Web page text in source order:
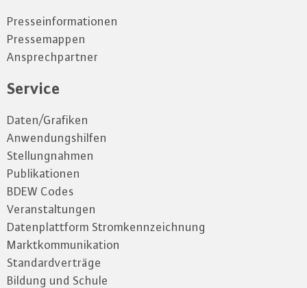
Presseinformationen
Pressemappen
Ansprechpartner
Service
Daten/Grafiken
Anwendungshilfen
Stellungnahmen
Publikationen
BDEW Codes
Veranstaltungen
Datenplattform Stromkennzeichnung
Marktkommunikation
Standardverträge
Bildung und Schule